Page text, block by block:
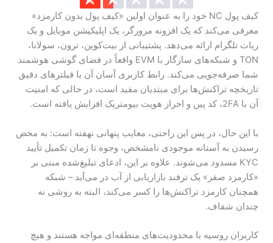
کیف پول NC خود را به عنوان اولین «کیف پول بدون کارمزد»
معرفی می‌کند که یک افزونه مرورگر، یک اپلیکیشن موبایل و یک
ربات تلگرام ارائه می‌دهد. پشتیبانی از بیت‌کوین، ترون، سولانا،
TON و شبکه‌های سازگار با EVM واقعاً در فضای گوشی هوشمند
شما صرفه‌جویی می‌کند. رابط کاربری آسان آن با فیلترهای دقیق
تاریخچه تراکنش‌ها برای مبتدیان مفید است، در حالی که امنیت
آن با 2FA، کد پین و احراز هویت بیومتریک افزایش یافته است.
با این حال، در پس این راحتی، معایب پنهانی نهفته است: به محض
رسیدن به آستانه موجودی نامشخص، وجوه تا زمان تکمیل تأیید
KYC مسدود می‌شوند. علاوه بر این، ادعای تبلیغ‌شده مبنی بر
«کارمزد صفر» یک ترفند بازاریابی از آب در می‌آید – شبکه
همچنان کارمزد تراکنش‌ها را کسر می‌کند، البته به روشی نه
چندان شفاف.
کاربران روسیه با محدودیت‌های منطقه‌ای مواجه هستند و هیچ